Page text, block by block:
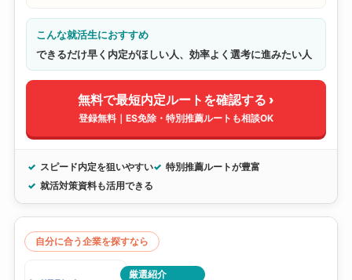
こんな就活生におすすめ
できるだけ早く内定がほしい人、効率よく選考に進みたい人
無料で最短内定ルートを確認する ›
登録無料｜ES免除・特別推薦ルートも相談OK
スピード内定を狙いやすい
特別推薦ルートが豊富
就活対策資料も活用できる
自分に合う企業を探すなら
厳選紹介